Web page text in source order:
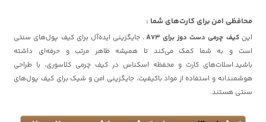
محافظی امن برای کارت‌های شما :
اینکیف چرمی دست دوز برای A73
، جایگزینی ایده‌آل برای کیف پول‌های سنتی
است و به شما کمک می‌کند تا همیشه ظاهر مرتب و حرفه‌ای داشته
باشید.اسلات‌های کارت و محفظه اسکناس در کیف چرمی کلاسوری، با طراحی
هوشمندانه و استفاده از مواد باکیفیت، جایگزینی امن و شیک برای کیف پول‌های
سنتی هستند.